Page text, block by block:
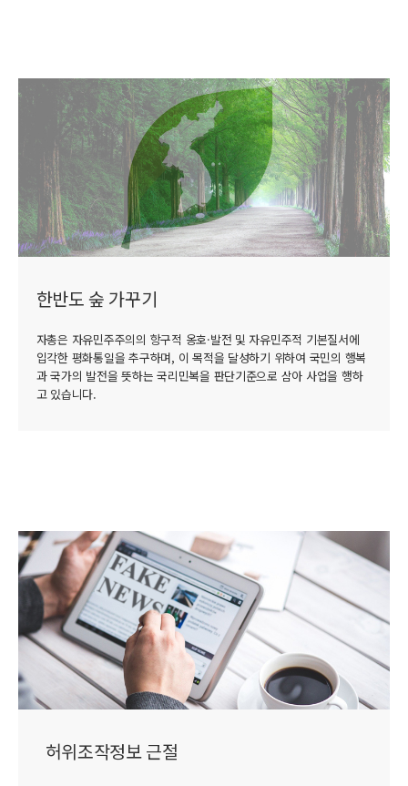
한반도 숲 가꾸기
자총은 자유민주주의의 항구적 옹호·발전 및 자유민주적 기본질서에
입각한 평화통일을 추구하며, 이 목적을 달성하기 위하여 국민의 행복
과 국가의 발전을 뜻하는 국리민복을 판단기준으로 삼아 사업을 행하
고 있습니다.
허위조작정보 근절